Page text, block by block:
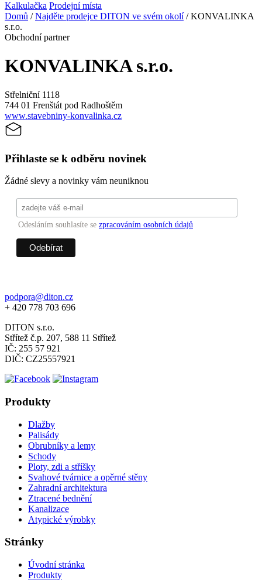
Kalkulačka Prodejní místa
Domů /Najděte prodejce DITON ve svém okolí/KONVALINKA
s.r.o.
Obchodní partner
KONVALINKA s.r.o.
Střelniční 1118
744 01 Frenštát pod Radhoštěm
www.stavebniny-konvalinka.cz
Přihlaste se k odběru novinek
Žádné slevy a novinky vám neuniknou
Odesláním souhlasíte se zpracováním osobních údajů
podpora@diton.cz
+ 420 778 703 696
DITON s.r.o.
Střítež č.p. 207, 588 11 Střítež
IČ: 255 57 921
DIČ: CZ25557921
Produkty
Dlažby
Palisády
Obrubníky a lemy
Schody
Ploty, zdi a stříšky
Svahové tvárnice a opěrné stěny
Zahradní architektura
Ztracené bednění
Kanalizace
Atypické výrobky
Stránky
Úvodní stránka
Produkty